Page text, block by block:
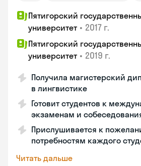
Пятигорский
университет • 2017 г.
Пятигорский
университет • 2019 г.
Получила магистерский
в лингвистике
Готовит студентов к
экзаменам и
Прислушивается к
потребностям каждого
Читать дальше